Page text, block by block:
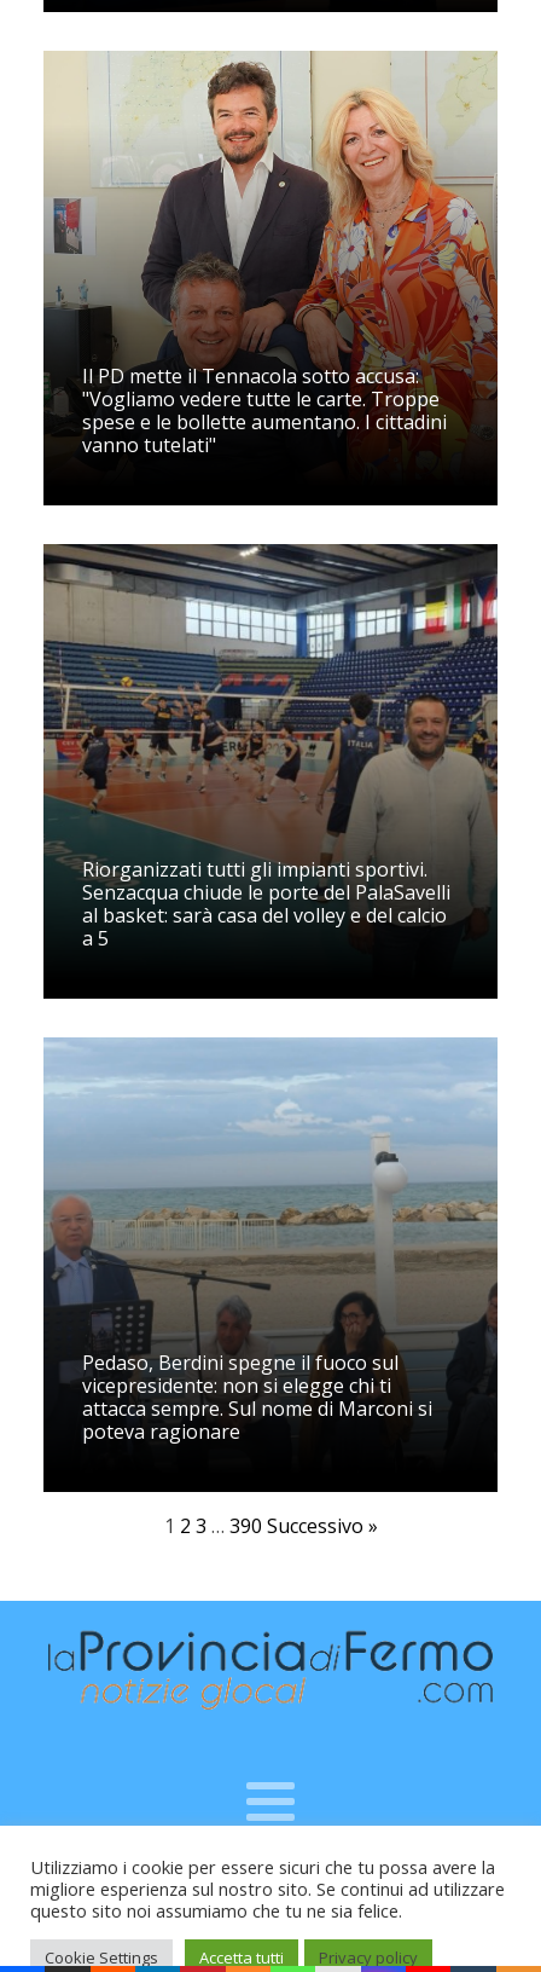
Il PD mette il Tennacola sotto accusa:
"Vogliamo vedere tutte le carte. Troppe
spese e le bollette aumentano. I cittadini
vanno tutelati"
Riorganizzati tutti gli impianti sportivi.
Senzacqua chiude le porte del PalaSavelli
al basket: sarà casa del volley e del calcio
a 5
Pedaso, Berdini spegne il fuoco sul
vicepresidente: non si elegge chi ti
attacca sempre. Sul nome di Marconi si
poteva ragionare
1 2 3 … 390 Successivo »
Raffaele Vitali - via Leopardi 10 - 61121 Pesaro (PU) -
Cod.Fisc VTLRFL77B02L500Y - Testata giornalistica, aut.
Trib.Fermo n.04/2010 del 05/08/2010
Utilizziamo i cookie per essere sicuri che tu possa avere la
migliore esperienza sul nostro sito. Se continui ad utilizzare
questo sito noi assumiamo che tu ne sia felice.
Cookie Settings Accetta tutti Privacy policy